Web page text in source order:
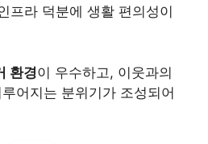
프라 덕분에 생활 편의성이
환경이 우수하고, 이웃과의
어지는 분위기가 조성되어